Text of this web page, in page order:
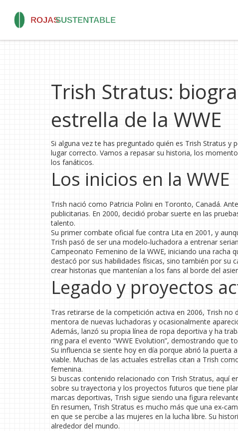
Trish Stratus:
estrella de la WWE
Si alguna vez te has preguntado quién es Trish Stratus
lugar correcto. Vamos a repasar su historia, los
los fanáticos.
Los inicios en la WWE
Trish nació como Patricia Polini en Toronto, Canadá.
publicitarias. En 2000, decidió probar suerte en las
talento.
Su primer combate oficial fue contra Lita en 2001, y
Trish pasó de ser una modelo‑luchadora a entrenar
Campeonato Femenino de la WWE, iniciando una
destacó por sus habilidades físicas, sino también por su
crear historias que mantenían a los fans al borde del
Legado y proyectos
Tras retirarse de la competición activa en 2006, Trish
mentora de nuevas luchadoras y ocasionalmente
Además, lanzó su propia línea de ropa deportiva y ha
ring para el evento “WWE Evolution”, demostrando que
Su influencia se siente hoy en día porque abrió la puerta
viable. Muchas de las actuales estrellas citan a Trish
femenina.
Si buscas contenido relacionado con Trish Stratus, aquí
sobre su trayectoria y los proyectos futuros que tiene
marcas deportivas, Trish sigue siendo una figura
En resumen, Trish Stratus es mucho más que una
en que se percibe a las mujeres en la lucha libre. Su
alrededor del mundo.